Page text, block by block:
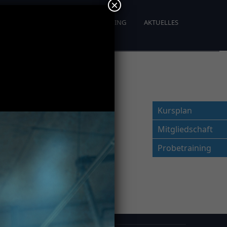
Kursplan
Mitgliedschaft
Probetraining
PERSONAL TRAINING AKTUELLES
×